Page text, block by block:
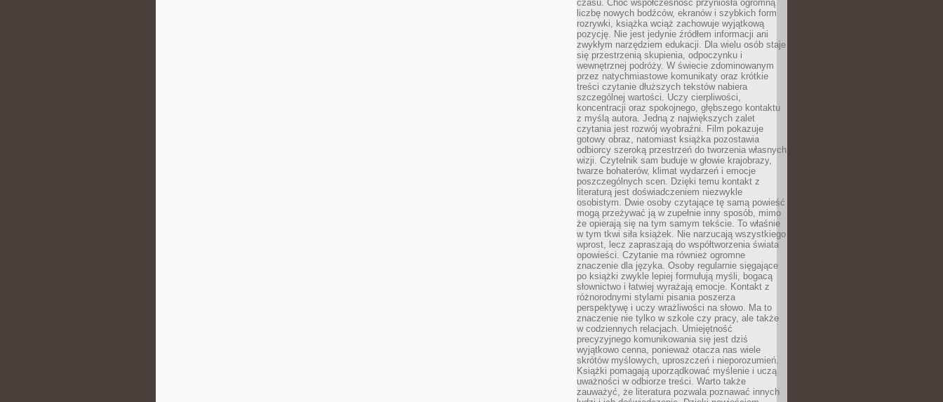
czasu. Choć współczesność przyniosła ogromną
liczbę nowych bodźców, ekranów i szybkich form
rozrywki, książka wciąż zachowuje wyjątkową
pozycję. Nie jest jedynie źródłem informacji ani
zwykłym narzędziem edukacji. Dla wielu osób staje
się przestrzenią skupienia, odpoczynku i
wewnętrznej podróży. W świecie zdominowanym
przez natychmiastowe komunikaty oraz krótkie
treści czytanie dłuższych tekstów nabiera
szczególnej wartości. Uczy cierpliwości,
koncentracji oraz spokojnego, głębszego kontaktu
z myślą autora. Jedną z największych zalet
czytania jest rozwój wyobraźni. Film pokazuje
gotowy obraz, natomiast książka pozostawia
odbiorcy szeroką przestrzeń do tworzenia własnych
wizji. Czytelnik sam buduje w głowie krajobrazy,
twarze bohaterów, klimat wydarzeń i emocje
poszczególnych scen. Dzięki temu kontakt z
literaturą jest doświadczeniem niezwykle
osobistym. Dwie osoby czytające tę samą powieść
mogą przeżywać ją w zupełnie inny sposób, mimo
że opierają się na tym samym tekście. To właśnie
w tym tkwi siła książek. Nie narzucają wszystkiego
wprost, lecz zapraszają do współtworzenia świata
opowieści. Czytanie ma również ogromne
znaczenie dla języka. Osoby regularnie sięgające
po książki zwykle lepiej formułują myśli, bogacą
słownictwo i łatwiej wyrażają emocje. Kontakt z
różnorodnymi stylami pisania poszerza
perspektywę i uczy wrażliwości na słowo. Ma to
znaczenie nie tylko w szkole czy pracy, ale także
w codziennych relacjach. Umiejętność
precyzyjnego komunikowania się jest dziś
wyjątkowo cenna, ponieważ otacza nas wiele
skrótów myślowych, uproszczeń i nieporozumień.
Książki pomagają uporządkować myślenie i uczą
uważności w odbiorze treści. Warto także
zauważyć, że literatura pozwala poznawać innych